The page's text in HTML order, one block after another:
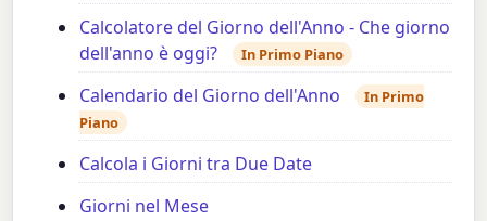
Calcolatore del Giorno dell'Anno - Che giorno
dell'anno è oggi?
In Primo Piano
Calendario del Giorno dell'Anno
In Primo
Piano
Calcola i Giorni tra Due Date
Giorni nel Mese